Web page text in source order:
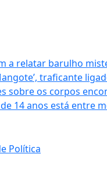
a relatar barulho
traficante
sobre os corpos
14 anos está entre